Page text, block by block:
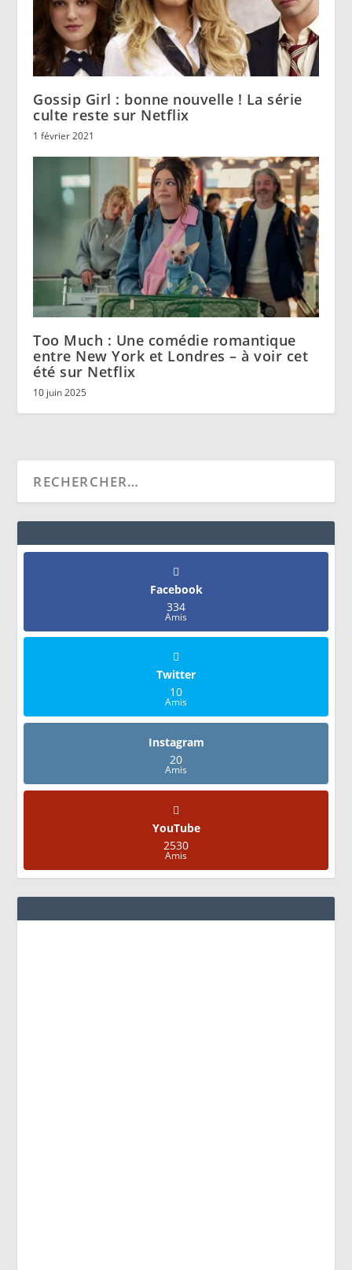
Gossip Girl : bonne nouvelle ! La série
culte reste sur Netflix
1 février 2021
Too Much : Une comédie romantique
entre New York et Londres – à voir cet
été sur Netflix
10 juin 2025
Facebook
334
Amis
Twitter
10
Amis
Instagram
20
Amis
YouTube
2530
Amis